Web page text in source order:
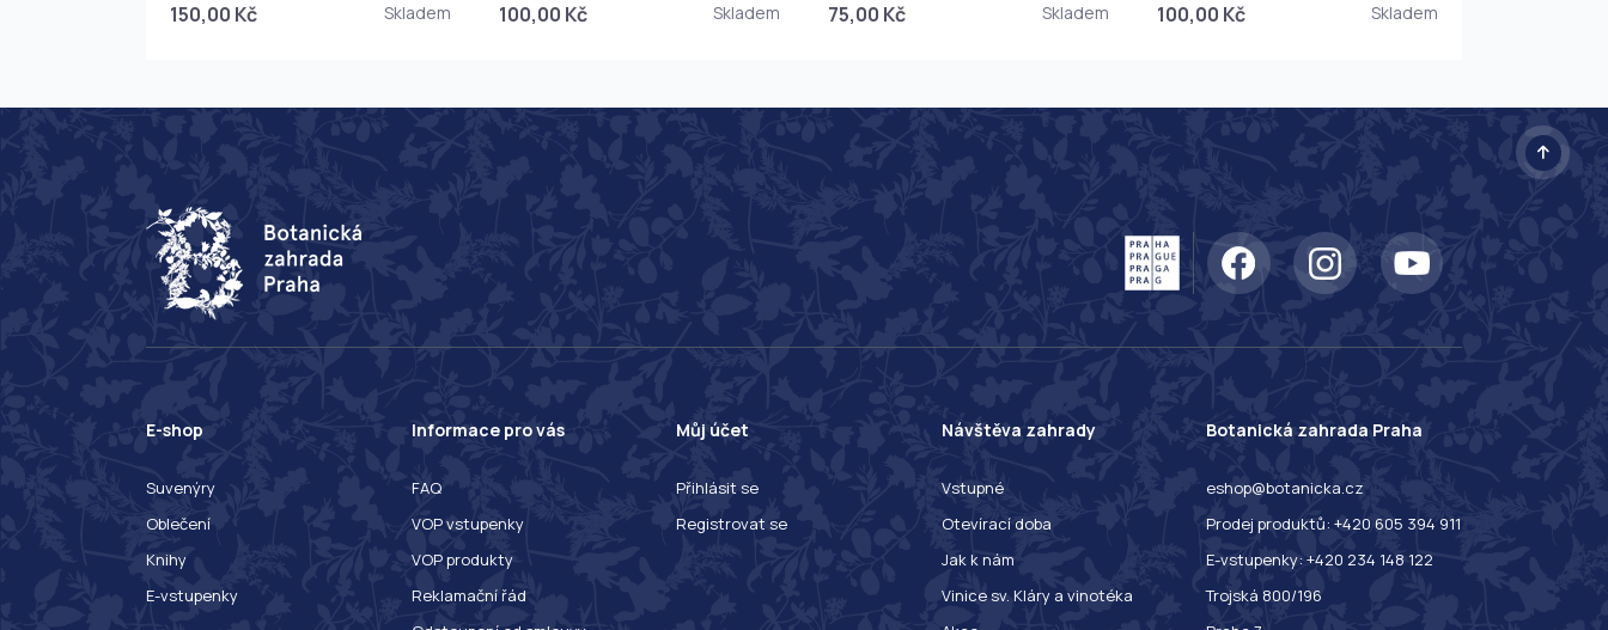
150,00 Kč Skladem 100,00 Kč Skladem 75,00 Kč Skladem 100,00 Kč Skladem
E-shop
Suvenýry
Oblečení
Knihy
E-vstupenky
Informace pro vás
FAQ
VOP vstupenky
VOP produkty
Reklamační řád
Můj účet
Přihlásit se
Registrovat se
Návštěva zahrady
Vstupné
Otevírací doba
Jak k nám
Vinice sv. Kláry a vinotéka
Botanická zahrada Praha
eshop@botanicka.cz
Prodej produktů: +420 605 394 911
E-vstupenky: +420 234 148 122
Trojská 800/196